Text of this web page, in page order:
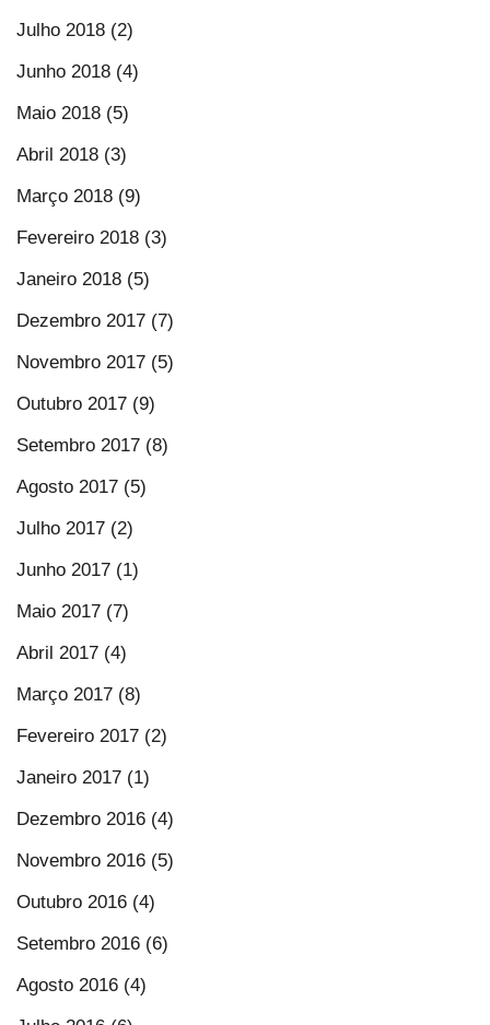
Julho 2018 (2)
Junho 2018 (4)
Maio 2018 (5)
Abril 2018 (3)
Março 2018 (9)
Fevereiro 2018 (3)
Janeiro 2018 (5)
Dezembro 2017 (7)
Novembro 2017 (5)
Outubro 2017 (9)
Setembro 2017 (8)
Agosto 2017 (5)
Julho 2017 (2)
Junho 2017 (1)
Maio 2017 (7)
Abril 2017 (4)
Março 2017 (8)
Fevereiro 2017 (2)
Janeiro 2017 (1)
Dezembro 2016 (4)
Novembro 2016 (5)
Outubro 2016 (4)
Setembro 2016 (6)
Agosto 2016 (4)